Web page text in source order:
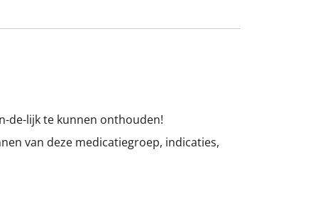
de-lijk te kunnen onthouden!
van deze medicatiegroep, indicaties,